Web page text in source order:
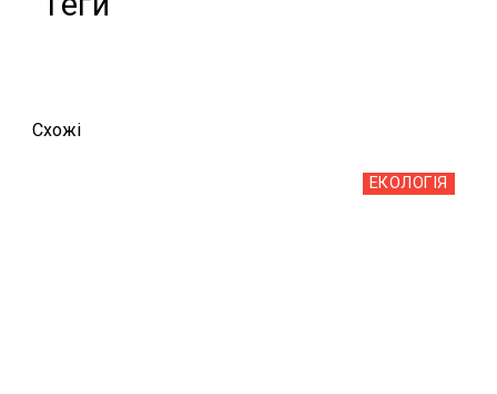
Схожi
ЕКОЛОГІЯ